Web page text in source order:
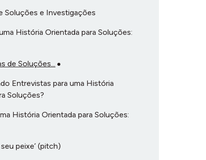
Soluções e Investigações
História Orientada para Soluções:
de Soluções...
Entrevistas para uma História
Soluções?
História Orientada para Soluções:
peixe’ (pitch)